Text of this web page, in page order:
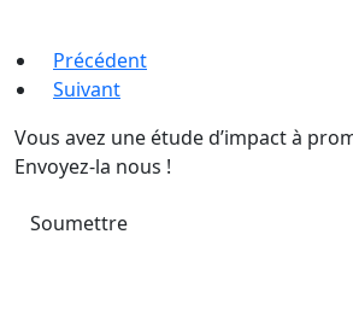
Précédent
Suivant
Vous avez une étude d’impact à
Envoyez-la nous !
Soumettre